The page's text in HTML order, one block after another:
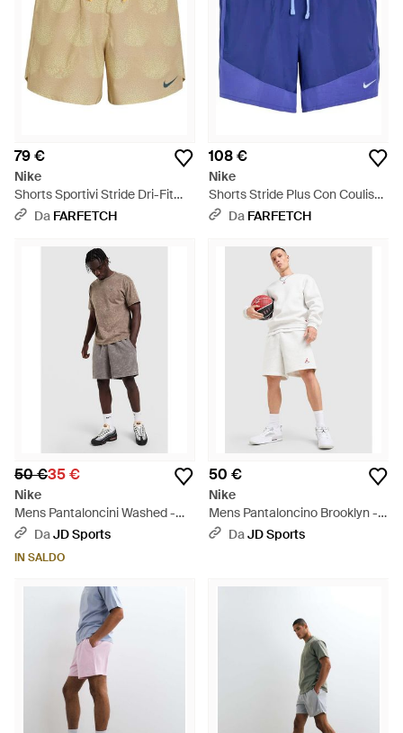
79 €
Nike
Shorts Sportivi Stride Dri-Fit
Con Coulisse - Neutro
Da FARFETCH
108 €
Nike
Shorts Stride Plus Con Coulisse
- BluDa FARFETCH
50 €35 €
Nike
Mens Pantaloncini Washed -
Neutro
DaJD Sports
IN SALDO
50 €
Nike
Mens Pantaloncino Brooklyn -
Bianco
DaJD Sports